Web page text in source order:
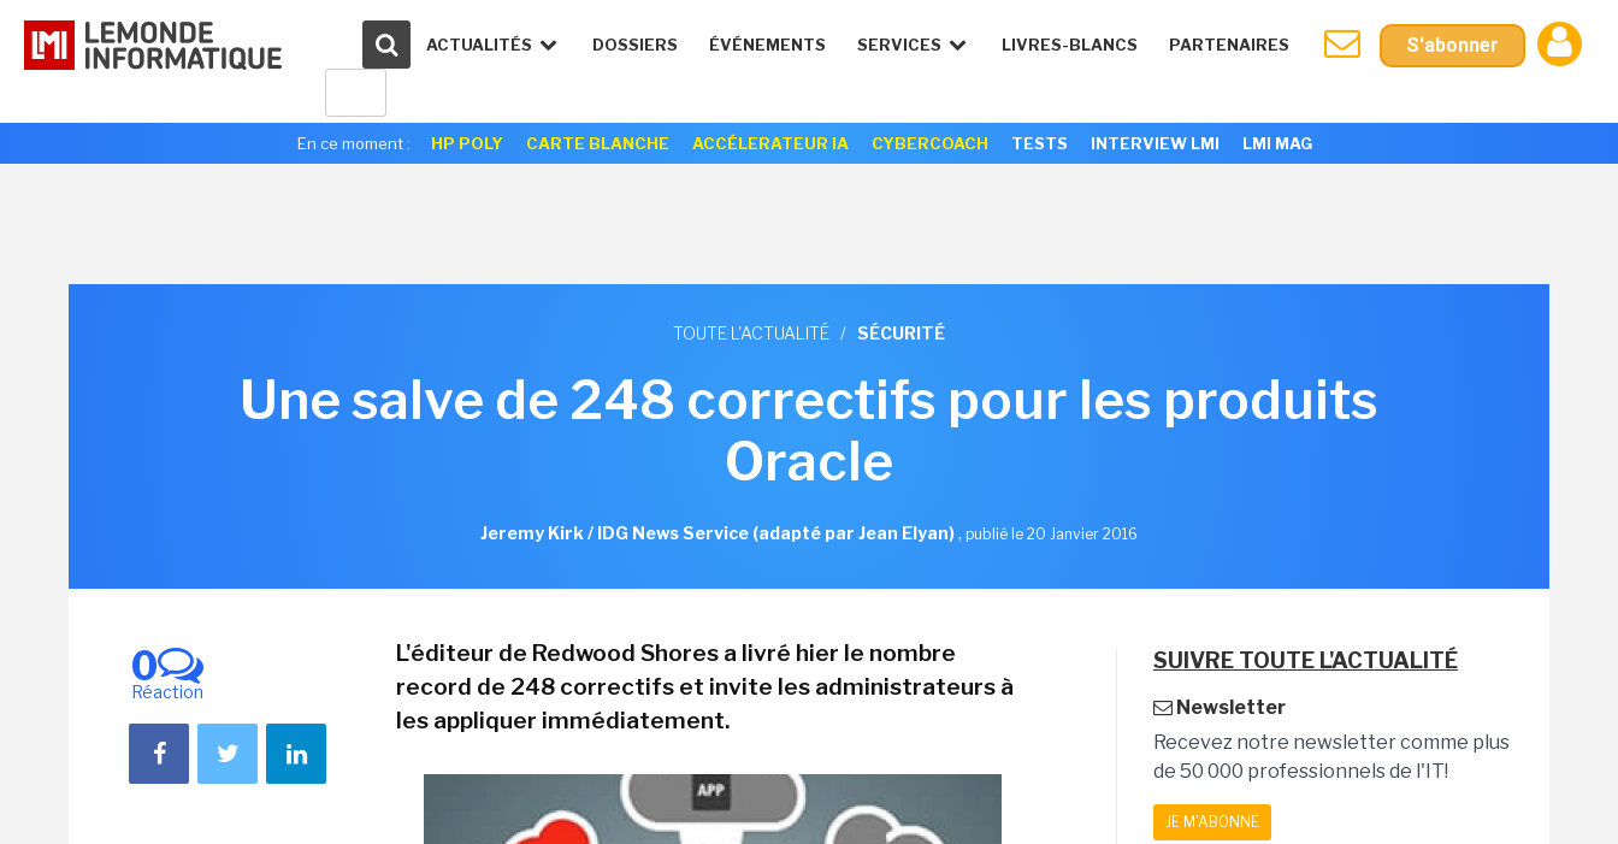
ACTUALITÉS DOSSIERS ÉVÉNEMENTS SERVICES LIVRES-BLANCS PARTENAIRES S'abonner
En ce moment : HP POLY CARTE BLANCHE ACCÉLERATEUR IA CYBERCOACH TESTS INTERVIEW LMI LMI MAG
TOUTE L'ACTUALITÉ / SÉCURITÉ
Une salve de 248 correctifs pour les produits
Oracle
Jeremy Kirk / IDG News Service (adapté par Jean Elyan), publié le 20 Janvier 2016
0
Réaction
L'éditeur de Redwood Shores a livré hier le nombre
record de 248 correctifs et invite les administrateurs à
les appliquer immédiatement.
SUIVRE TOUTE L'ACTUALITÉ
Newsletter
Recevez notre newsletter comme plus
de 50 000 professionnels de l'IT!
JE M'ABONNE